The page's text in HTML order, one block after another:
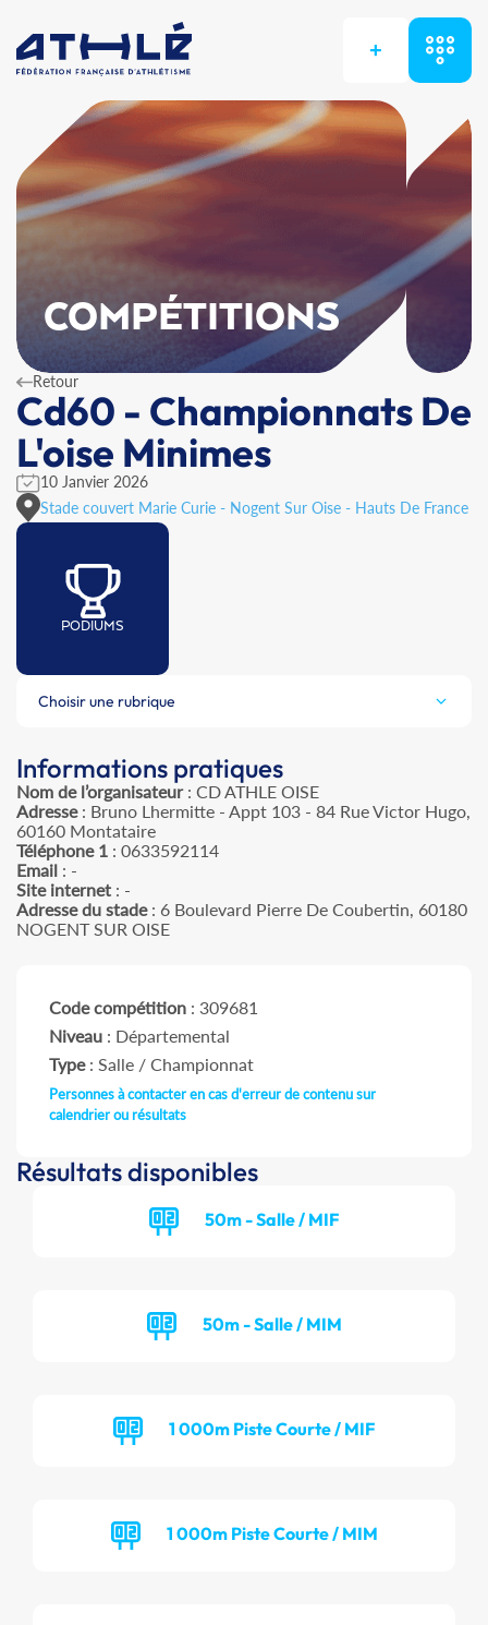
+
COMPÉTITIONS
Retour
Cd60 - Championnats De
L'oise Minimes
10 Janvier 2026
Stade couvert Marie Curie - Nogent Sur Oise - Hauts De France
PODIUMS
Choisir une rubrique
Informations pratiques
Nom de l’organisateur: CD ATHLE OISE
Adresse: Bruno Lhermitte - Appt 103 - 84 Rue Victor Hugo,
60160 Montataire
Téléphone 1 : 0633592114
Email : -
Site internet : -
Adresse du stade: 6 Boulevard Pierre De Coubertin, 60180
NOGENT SUR OISE
Code compétition : 309681
Niveau : Départemental
Type: Salle / Championnat
Personnes à contacter en cas d'erreur de contenu sur
calendrier ou résultats
Résultats disponibles
50m - Salle / MIF
50m - Salle / MIM
1 000m Piste Courte / MIF
1 000m Piste Courte / MIM